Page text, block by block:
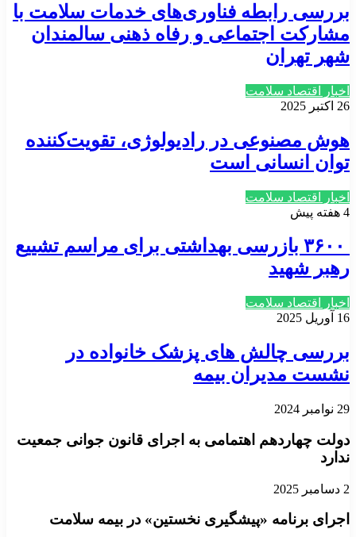
بررسی رابطه فناوری‌های خدمات سلامت با
مشارکت اجتماعی و رفاه ذهنی سالمندان
شهر تهران
اخبار اقتصاد سلامت
26 اکتبر 2025
هوش مصنوعی در رادیولوژی، تقویت‌کننده‌
توان انسانی است
اخبار اقتصاد سلامت
4 هفته پیش
۳۶۰۰ بازرسی بهداشتی برای مراسم تشییع
رهبر شهید
اخبار اقتصاد سلامت
16 آوریل 2025
بررسی چالش های پزشک خانواده در
نشست مدیران بیمه
29 نوامبر 2024
دولت چهاردهم اهتمامی به اجرای قانون جوانی جمعیت
ندارد
2 دسامبر 2025
اجرای برنامه «پیشگیری نخستین» در بیمه سلامت